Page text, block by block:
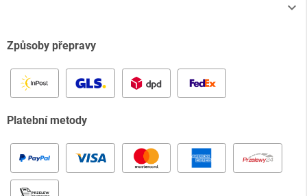

Způsoby přepravy
Platební metody